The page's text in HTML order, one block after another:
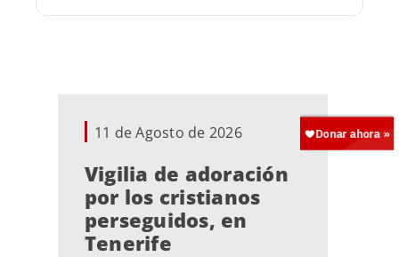
11 de Agosto de 2026
Vigilia de adoración
por los cristianos
perseguidos, en
Tenerife